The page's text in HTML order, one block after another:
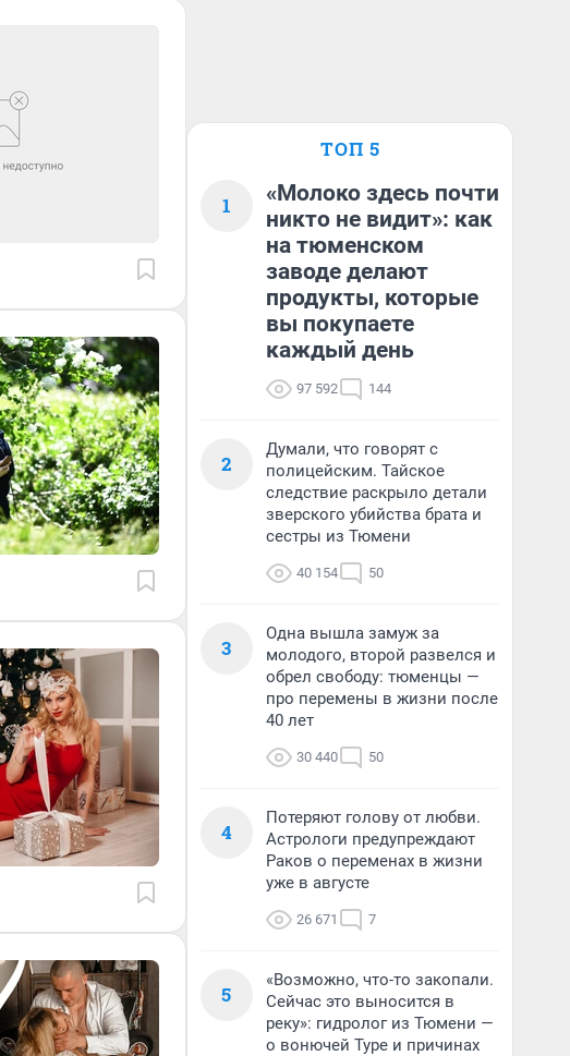
ТОП 5
1
«Молоко здесь почти
никто не видит»: как
на тюменском
заводе делают
продукты, которые
вы покупаете
каждый день
97 592 144
2
Думали, что говорят с
полицейским. Тайское
следствие раскрыло детали
зверского убийства брата и
сестры из Тюмени
40 154 50
3
Одна вышла замуж за
молодого, второй развелся и
обрел свободу: тюменцы —
про перемены в жизни после
40 лет
30 440 50
4
Потеряют голову от любви.
Астрологи предупреждают
Раков о переменах в жизни
уже в августе
26 671 7
5
«Возможно, что-то закопали.
Сейчас это выносится в
реку»: гидролог из Тюмени —
о вонючей Туре и причинах